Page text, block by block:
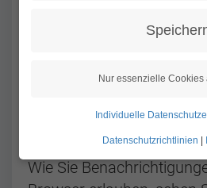
Website zu erlauben.
Infofenster unten rechts,
den Webbrowser nur im
geöffnet haben.
Wie Sie
Nur essenzielle Cookies
Individuelle
Datenschutzrichtlinien